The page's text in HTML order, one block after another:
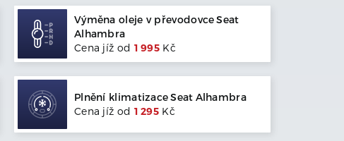
Výměna oleje v převodovce Seat
Alhambra
Cena jíž od 1 995 Kč
Plnění klimatizaceSeat Alhambra
Cena jíž od 1 295 Kč